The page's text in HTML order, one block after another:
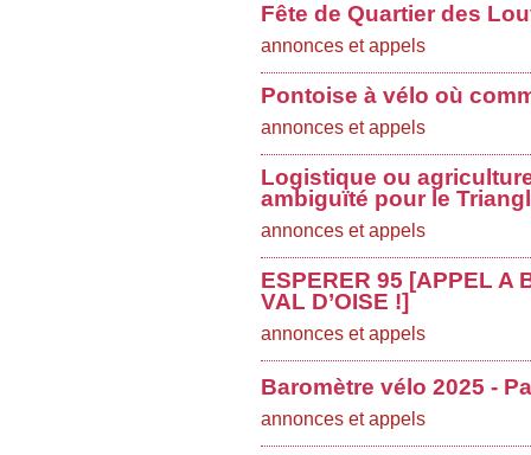
Fête de Quartier des
annonces et appels
Pontoise à vélo où
annonces et appels
Logistique ou
ambiguïté pour le
annonces et appels
ESPERER 95 [APPEL A
VAL D’OISE !]
annonces et appels
Baromètre vélo 2025 -
annonces et appels